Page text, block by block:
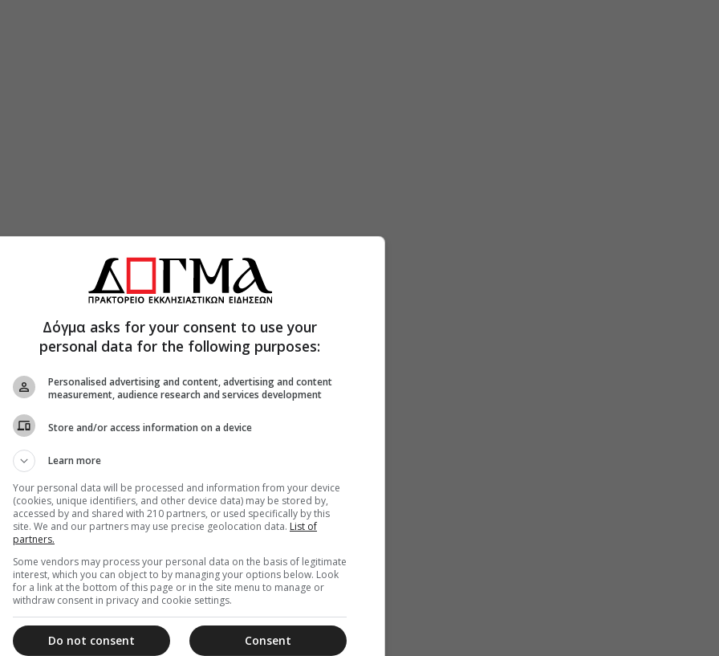
ο άγιος, βαθύς γνώστης της ψυχοσωματικής
και ανατομίας του προσώπου, προνοεί,
και σώζει.
σου και ,«όταν περάσεις από τον μπακάλη,
τα μη ουσιώδη και χαμερπή που σε
εις τη προτέραν ευγένειαν» | Dogma
| Dogma
η πίστη σου… (Βίντεο) | Dogma
Δόγμα asks for your consent to use your
personal data for the following purposes:
Personalised advertising and content, advertising and content
measurement, audience research and services development
Store and/or access information on a device
Learn more
Your personal data will be processed and information from your device
(cookies, unique identifiers, and other device data) may be stored by,
accessed by and shared with 210 partners, or used specifically by this
site. We and our partners may use precise geolocation data. List of
partners.
Some vendors may process your personal data on the basis of legitimate
interest, which you can object to by managing your options below. Look
for a link at the bottom of this page or in the site menu to manage or
withdraw consent in privacy and cookie settings.
Consent
Do not consent